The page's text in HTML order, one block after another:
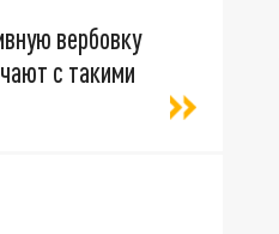
вербовку
с такими